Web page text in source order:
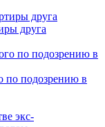
друга
по подозрению в